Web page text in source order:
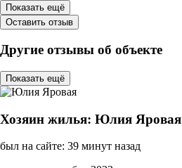
Показать ещё
Оставить отзыв
Другие отзывы об объекте
Показать ещё
Хозяин жилья: Юлия Яровая
был на сайте: 39 минут назад